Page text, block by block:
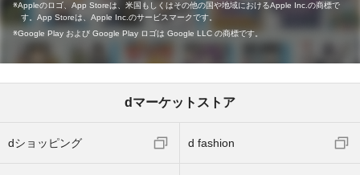
Appleのロゴ、App Storeは、米国もしくはその他の国や地域におけるApple Inc.の商標で
す。App Storeは、Apple Inc.のサービスマークです。
Google Play および Google Play ロゴは Google LLC の商標です。
dマーケットストア
dショッピング d fashion